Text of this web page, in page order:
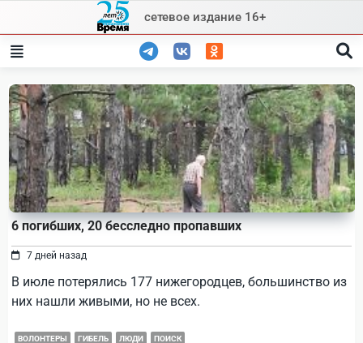
content
сетевое издание 16+
6 погибших, 20 бесследно пропавших
7 дней назад
В июле потерялись 177 нижегородцев, большинство из
них нашли живыми, но не всех.
ВОЛОНТЕРЫ ГИБЕЛЬ ЛЮДИ ПОИСК